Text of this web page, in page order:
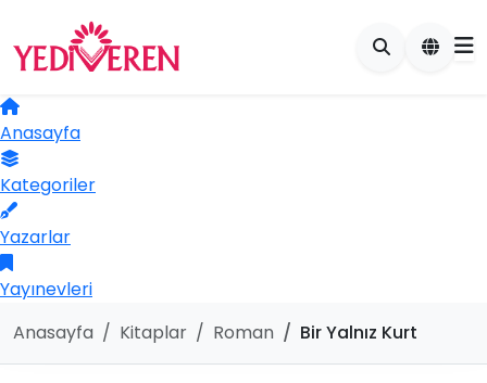
Anasayfa
Kategoriler
Yazarlar
Yayınevleri
Anasayfa
Kitaplar Roman Bir Yalnız Kurt